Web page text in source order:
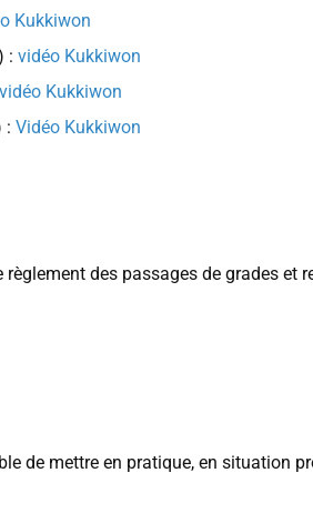
Kukkiwon
:vidéo Kukkiwon
vidéo Kukkiwon
:Vidéo Kukkiwon
des passages de grades
de mettre en pratique, en situation